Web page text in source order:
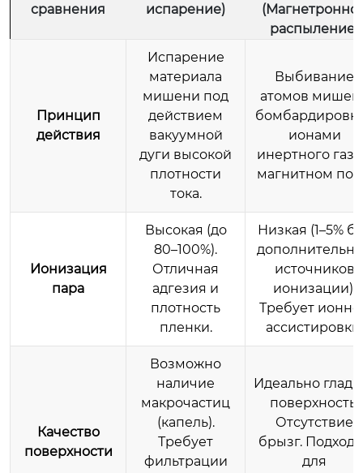
сравнения
испарение)
распыление)
Принцип
действия
Испарение
материала
мишени под
действием
вакуумной
дуги высокой
плотности
тока.
Выбивание
атомов
ионами
инертного
магнитном
Ионизация
пара
Высокая (до
80–100%).
Отличная
адгезия и
плотность
пленки.
Низкая (1–5%
источников
ионизации).
Требует
ассистировки.
Качество
поверхности
Возможно
наличие
макрочастиц
(капель).
Требует
фильтрации
Идеально
поверхность.
Отсутствие
брызг.
для